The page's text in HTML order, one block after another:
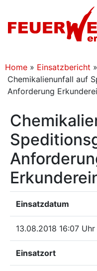
Home » Einsatzbericht »
Chemikalienunfall auf
Anforderung
Einsatzdatum
13.08.2018 16:07 Uhr
Einsatzort